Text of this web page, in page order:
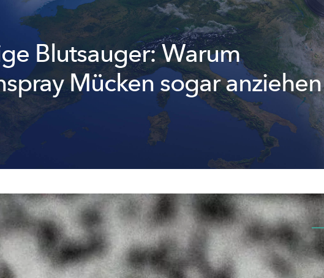
Blutsauger: Warum
Mücken sogar anziehen